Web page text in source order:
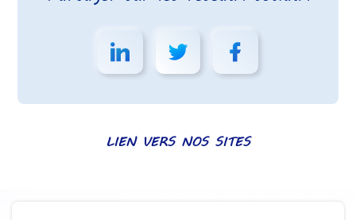
LIEN VERS NOS SITES